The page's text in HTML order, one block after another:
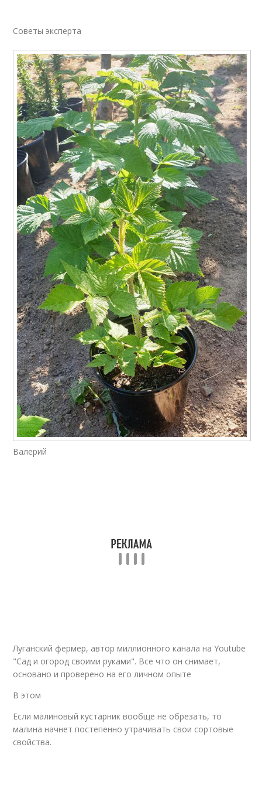
Советы эксперта
Валерий
Луганский фермер, автор миллионного канала на Youtube
"Сад и огород своими руками". Все что он снимает,
основано и проверено на его личном опыте
В этом
Если малиновый кустарник вообще не обрезать, то
малина начнет постепенно утрачивать свои сортовые
свойства.